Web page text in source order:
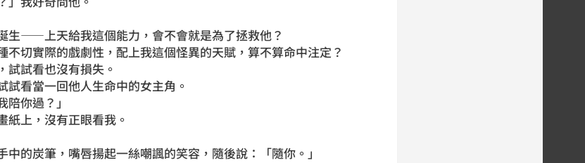
生——上天給我這個能力，會不會就是為了拯救他？
不切實際的戲劇性，配上我這個怪異的天賦，算不算命中注定？
試試看也沒有損失。
試看當一回他人生命中的女主角。
你過？」
紙上，沒有正眼看我。
的炭筆，嘴唇揚起一絲嘲諷的笑容，隨後說：「隨你。」